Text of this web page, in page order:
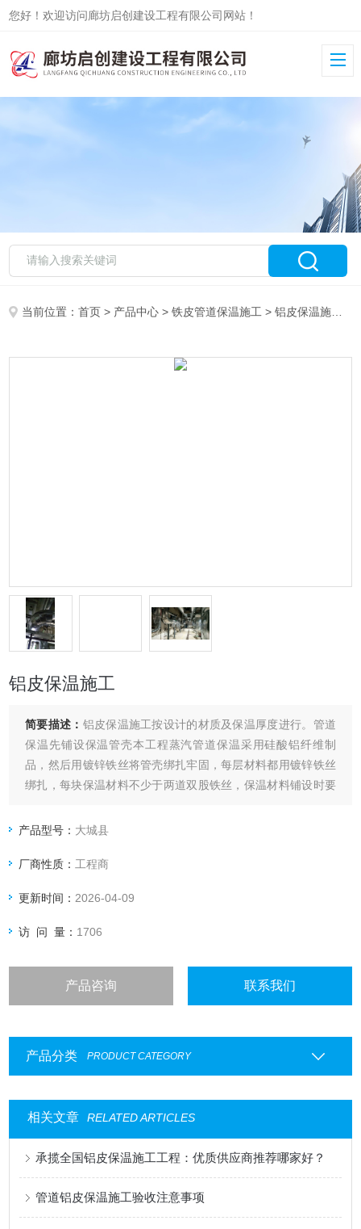
您好！欢迎访问廊坊启创建设工程有限公司网站！
当前位置：首页 > 产品中心 >铁皮管道保温施工 >铝皮保温施工
铝皮保温施工
简要描述： 铝皮保温施工按设计的材质及保温厚度进行。管道
保温先铺设保温管壳本工程蒸汽管道保温采用硅酸铝纤维制
品，然后用镀锌铁丝将管壳绑扎牢固，每层材料都用镀锌铁丝
绑扎，每块保温材料不少于两道双股铁丝，保温材料铺设时要
产品型号： 大城县
厂商性质： 工程商
更新时间： 2026-04-09
访 问 量： 1706
产品咨询 联系我们
产品分类 PRODUCT CATEGORY
相关文章 RELATED ARTICLES
承揽全国铝皮保温施工工程：优质供应商推荐哪家好？
管道铝皮保温施工验收注意事项